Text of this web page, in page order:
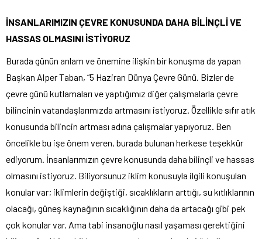
İNSANLARIMIZIN ÇEVRE KONUSUNDA DAHA BİLİNÇLİ VE
HASSAS OLMASINI İSTİYORUZ
Burada günün anlam ve önemine ilişkin bir konuşma da yapan
Başkan Alper Taban, “5 Haziran Dünya Çevre Günü. Bizler de
çevre günü kutlamaları ve yaptığımız diğer çalışmalarla çevre
bilincinin vatandaşlarımızda artmasını istiyoruz. Özellikle sıfır atık
konusunda bilincin artması adına çalışmalar yapıyoruz. Ben
öncelikle bu işe önem veren, burada bulunan herkese teşekkür
ediyorum. İnsanlarımızın çevre konusunda daha bilinçli ve hassas
olmasını istiyoruz. Biliyorsunuz iklim konusuyla ilgili konuşulan
konular var; iklimlerin değiştiği, sıcaklıkların arttığı, su kıtlıklarının
olacağı, güneş kaynağının sıcaklığının daha da artacağı gibi pek
çok konular var. Ama tabi insanoğlu nasıl yaşaması gerektiğini